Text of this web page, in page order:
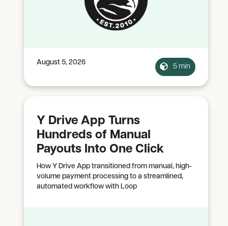
August 5, 2026
5 min
Y Drive App Turns
Hundreds of Manual
Payouts Into One Click
How Y Drive App transitioned from manual, high-
volume payment processing to a streamlined,
automated workflow with Loop